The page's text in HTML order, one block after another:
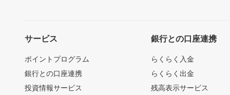
サービス
ポイントプログラム
銀行との口座連携
投資情報サービス
銀行との口座連携
らくらく入金
らくらく出金
残高表示サービス